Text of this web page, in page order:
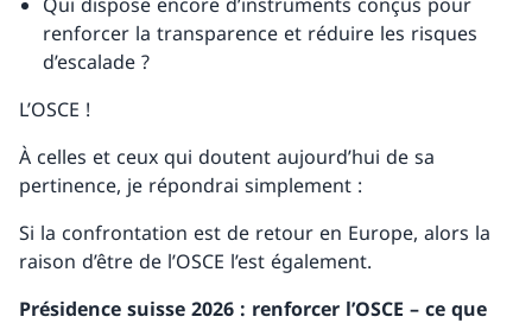
renforcer la transparence et réduire les risques
d’escalade ?
L’OSCE !
À celles et ceux qui doutent aujourd’hui de sa
pertinence, je répondrai simplement :
Si la confrontation est de retour en Europe, alors la
raison d’être de l’OSCE l’est également.
Présidence suisse 2026 : renforcer l’OSCE – ce que